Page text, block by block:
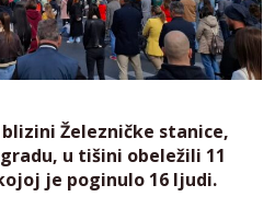
Železničke stanice,
u tišini obeležili 11
je poginulo 16 ljudi.